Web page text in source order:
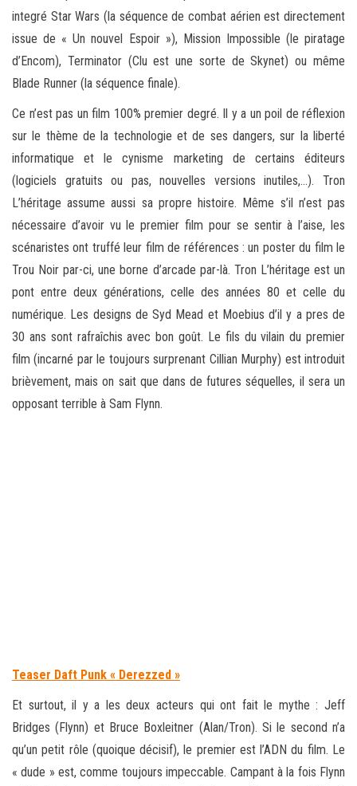
integré Star Wars (la séquence de combat aérien est directement
issue de « Un nouvel Espoir »), Mission Impossible (le piratage
d’Encom), Terminator (Clu est une sorte de Skynet) ou même
Blade Runner (la séquence finale).
Ce n’est pas un film 100% premier degré. Il y a un poil de réflexion
sur le thème de la technologie et de ses dangers, sur la liberté
informatique et le cynisme marketing de certains éditeurs
(logiciels gratuits ou pas, nouvelles versions inutiles,…). Tron
L’héritage assume aussi sa propre histoire. Même s’il n’est pas
nécessaire d’avoir vu le premier film pour se sentir à l’aise, les
scénaristes ont truffé leur film de références : un poster du film le
Trou Noir par-ci, une borne d’arcade par-là. Tron L’héritage est un
pont entre deux générations, celle des années 80 et celle du
numérique. Les designs de Syd Mead et Moebius d’il y a pres de
30 ans sont rafraîchis avec bon goût. Le fils du vilain du premier
film (incarné par le toujours surprenant Cillian Murphy) est introduit
brièvement, mais on sait que dans de futures séquelles, il sera un
opposant terrible à Sam Flynn.
Teaser Daft Punk « Derezzed »
Et surtout, il y a les deux acteurs qui ont fait le mythe : Jeff
Bridges (Flynn) et Bruce Boxleitner (Alan/Tron). Si le second n’a
qu’un petit rôle (quoique décisif), le premier est l’ADN du film. Le
« dude » est, comme toujours impeccable. Campant à la fois Flynn